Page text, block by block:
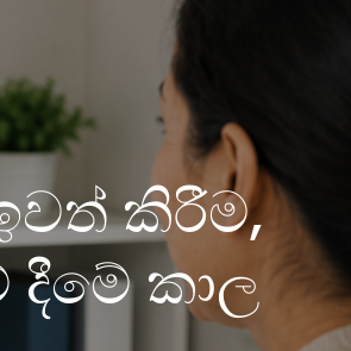
කිරීම,
දීමේ කාල